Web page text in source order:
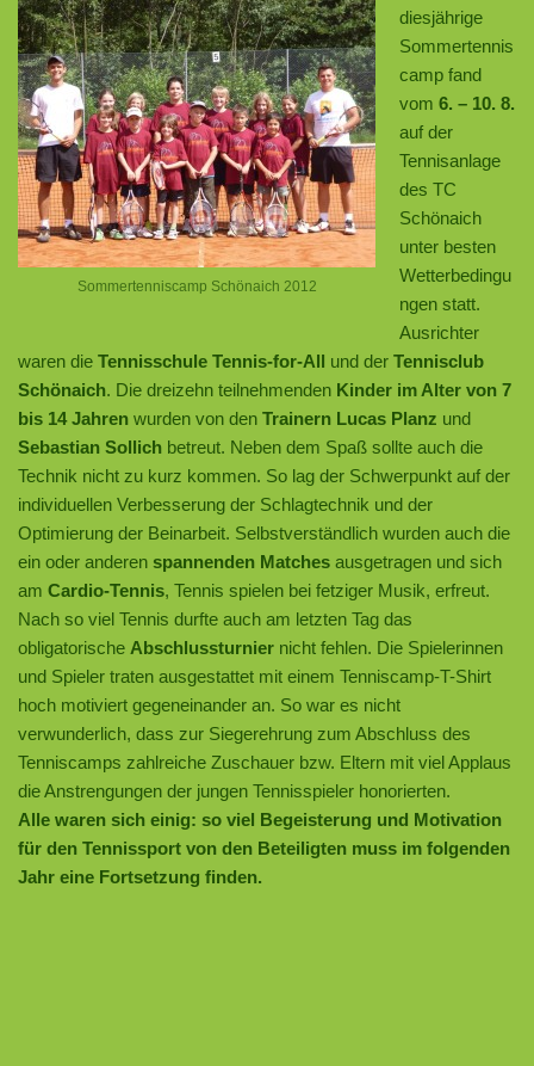
Sommertenniscamp Schönaich 2012
diesjährige
Sommertennis
camp fand
vom 6. – 10. 8.
auf der
Tennisanlage
des TC
Schönaich
unter besten
Wetterbedingu
ngen statt.
Ausrichter
waren die Tennisschule Tennis-for-All und der Tennisclub
Schönaich. Die dreizehn teilnehmenden Kinder im Alter von 7
bis 14 Jahren wurden von den Trainern Lucas Planz und
Sebastian Sollich betreut. Neben dem Spaß sollte auch die
Technik nicht zu kurz kommen. So lag der Schwerpunkt auf der
individuellen Verbesserung der Schlagtechnik und der
Optimierung der Beinarbeit. Selbstverständlich wurden auch die
ein oder anderen spannenden Matches ausgetragen und sich
am Cardio-Tennis, Tennis spielen bei fetziger Musik, erfreut.
Nach so viel Tennis durfte auch am letzten Tag das
obligatorische Abschlussturnier nicht fehlen. Die Spielerinnen
und Spieler traten ausgestattet mit einem Tenniscamp-T-Shirt
hoch motiviert gegeneinander an. So war es nicht
verwunderlich, dass zur Siegerehrung zum Abschluss des
Tenniscamps zahlreiche Zuschauer bzw. Eltern mit viel Applaus
die Anstrengungen der jungen Tennisspieler honorierten.
Alle waren sich einig: so viel Begeisterung und Motivation
für den Tennissport von den Beteiligten muss im folgenden
Jahr eine Fortsetzung finden.